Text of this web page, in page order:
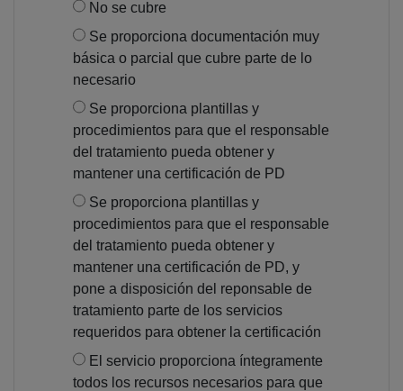
No se cubre
Se proporciona documentación muy
básica o parcial que cubre parte de lo
necesario
Se proporciona plantillas y
procedimientos para que el responsable
del tratamiento pueda obtener y
mantener una certificación de PD
Se proporciona plantillas y
procedimientos para que el responsable
del tratamiento pueda obtener y
mantener una certificación de PD, y
pone a disposición del reponsable de
tratamiento parte de los servicios
requeridos para obtener la certificación
El servicio proporciona íntegramente
todos los recursos necesarios para que